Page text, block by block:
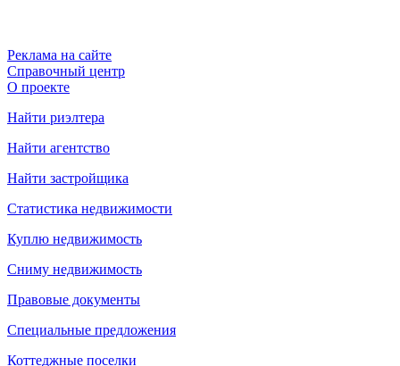
Реклама на сайте
Справочный центр
О проекте
Найти риэлтера
Найти агентство
Найти застройщика
Статистика недвижимости
Куплю недвижимость
Сниму недвижимость
Правовые документы
Специальные предложения
Коттеджные поселки